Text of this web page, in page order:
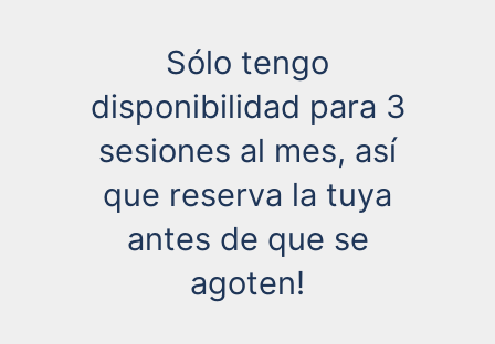
Sólo tengo
disponibilidad para 3
sesiones al mes, así
que reserva la tuya
antes de que se
agoten!